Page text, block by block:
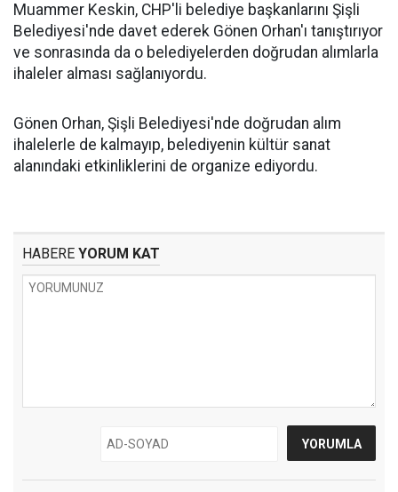
Muammer Keskin, CHP'li belediye başkanlarını Şişli
Belediyesi'nde davet ederek Gönen Orhan'ı tanıştırıyor
ve sonrasında da o belediyelerden doğrudan alımlarla
ihaleler alması sağlanıyordu.
Gönen Orhan, Şişli Belediyesi'nde doğrudan alım
ihalelerle de kalmayıp, belediyenin kültür sanat
alanındaki etkinliklerini de organize ediyordu.
HABERE YORUM KAT